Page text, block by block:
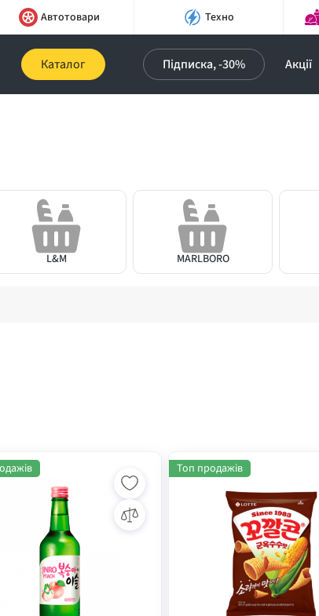
Автотовари Техно
Каталог Підписка, -30% Акції
L&M MARLBORO
Топ продажів